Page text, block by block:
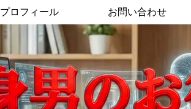
ロフィール お問い合わせ